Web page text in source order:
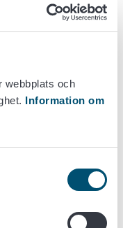
webbplats och
Information om
behöriga
som ansvarar
i enlighet
I samband med
hur ärendet
på barnets